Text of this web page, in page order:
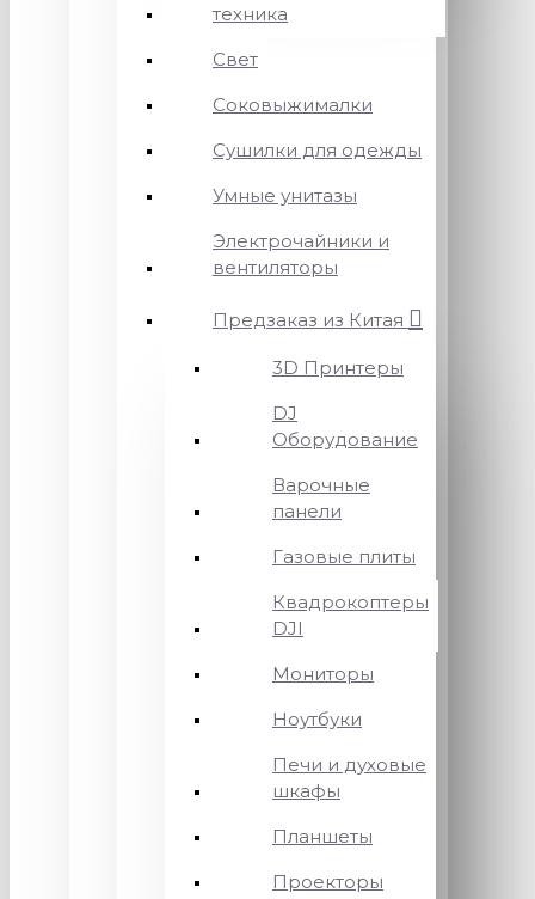
техника
Свет
Соковыжималки
Сушилки для одежды
Умные унитазы
Электрочайники и
вентиляторы
Предзаказ из Китая
3D Принтеры
DJ
Оборудование
Варочные
панели
Газовые плиты
Квадрокоптеры
DJI
Мониторы
Ноутбуки
Печи и духовые
шкафы
Планшеты
Проекторы